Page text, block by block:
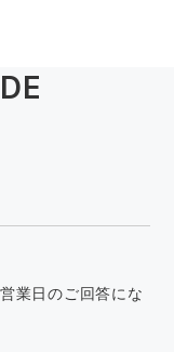
業日のご回答にな